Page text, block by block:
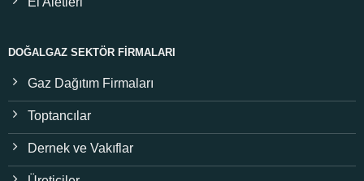
DOĞALGAZ SEKTÖR FIRMALARI
Gaz Dağıtım Firmaları
Toptancılar
Dernek ve Vakıflar